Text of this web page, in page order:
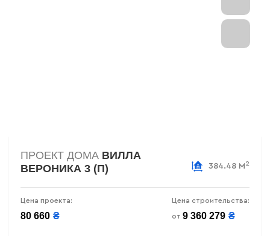
ПРОЕКТ ДОМА ВИЛЛА
ВЕРОНИКА 3 (П)
384.48 М 2
Цена проекта:
80 660 ₴
Цена строительства:
от 9 360 279 ₴